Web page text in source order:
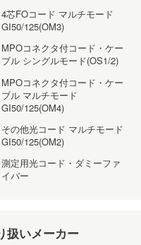
4芯FOコード マルチモード
GI50/125(OM3)
MPOコネクタ付コード・ケー
ブル シングルモード(OS1/2)
MPOコネクタ付コード・ケー
ブル マルチモード
GI50/125(OM4)
その他光コード マルチモード
GI50/125(OM2)
測定用光コード・ダミーファ
イバー
扱いメーカー